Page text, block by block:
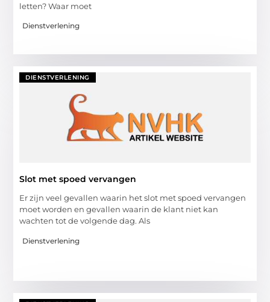
letten? Waar moet
Dienstverlening
DIENSTVERLENING
Slot met spoed vervangen
Er zijn veel gevallen waarin het slot met spoed vervangen
moet worden en gevallen waarin de klant niet kan
wachten tot de volgende dag. Als
Dienstverlening